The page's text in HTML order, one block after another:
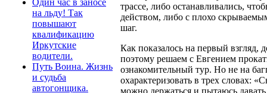
Один час в заносе
на льду! Так
повышают
квалификацию
Иркутские
водители.
Путь Воина. Жизнь
и судьба
автогонщика.
трассе, либо останавливались,
действом, либо с плохо
шаг.
Как показалось на первый
поэтому решаем с Евгением
ознакомительный тур. Но не на
охарактеризовать в трех словах:
можно держаться и пытаюсь